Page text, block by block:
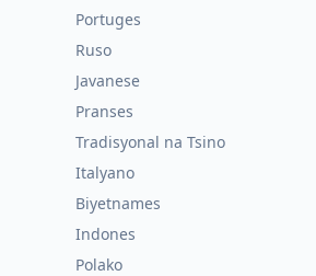
Portuges
Ruso
Javanese
Pranses
Tradisyonal na Tsino
Italyano
Biyetnames
Indones
Polako